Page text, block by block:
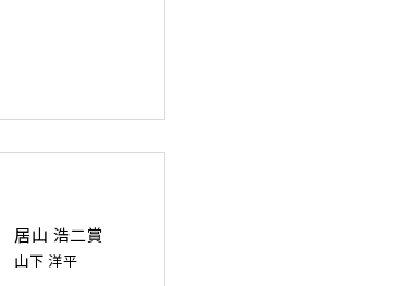
居山 浩二賞
山下 洋平